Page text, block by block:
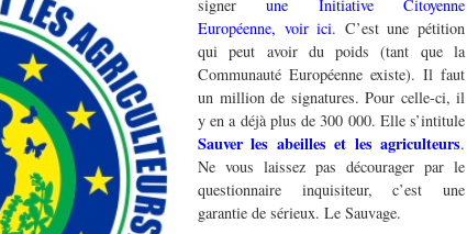
signerune Initiative Citoyenne
Européenne, voir ici. C’est une pétition
qui peut avoir du poids (tant que la
Communauté Européenne existe). Il faut
un million de signatures. Pour celle-ci, il
y en a déjà plus de 300 000. Elle s’intitule
Sauver les abeilles et les agriculteurs.
Ne vous laissez pas décourager par le
questionnaire inquisiteur, c’est une
garantie de sérieux. Le Sauvage.